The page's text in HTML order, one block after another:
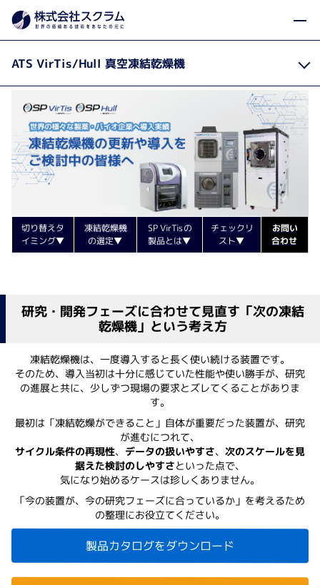
切り替えタ
イミング▼
凍結乾燥機
の選定▼
SP VirTisの
製品とは▼
チェックリ
スト▼
お問い
合わせ
研究・開発フェーズに合わせて見直す「次の凍結
乾燥機」という考え方
凍結乾燥機は、一度導入すると長く使い続ける装置です。
そのため、導入当初は十分に感じていた性能や使い勝手が、研究
の進展と共に、少しずつ現場の要求とズレてくることがありま
す。
最初は「凍結乾燥ができること」自体が重要だった装置が、研究
が進むにつれて、
サイクル条件の再現性、 データの扱いやすさ、次のスケールを見
据えた検討のしやすさといった点で、
気になり始めるケースは珍しくありません。
「今の装置が、今の研究フェーズに合っているか」を考えるため
の整理にお役立てください。
製品カタログをダウンロード
ATS VirTis/Hull 真空凍結乾燥機